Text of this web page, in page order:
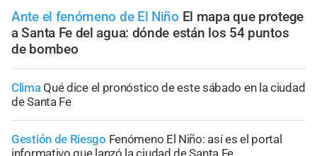
Ante el fenómeno de El Niño El mapa que protege
a Santa Fe del agua: dónde están los 54 puntos
de bombeo
Clima Qué dice el pronóstico de este sábado en la ciudad
de Santa Fe
Gestión de Riesgo Fenómeno El Niño: así es el portal
informativo que lanzó la ciudad de Santa Fe